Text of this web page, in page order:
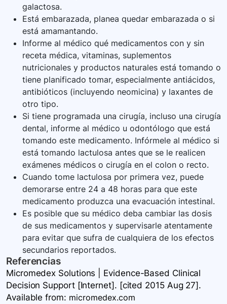
galactosa.
Está embarazada, planea quedar embarazada o si
está amamantando.
Informe al médico qué medicamentos con y sin
receta médica, vitaminas, suplementos
nutricionales y productos naturales está tomando o
tiene planificado tomar, especialmente antiácidos,
antibióticos (incluyendo neomicina) y laxantes de
otro tipo.
Si tiene programada una cirugía, incluso una cirugía
dental, informe al médico u odontólogo que está
tomando este medicamento. Infórmele al médico si
está tomando lactulosa antes que se le realicen
exámenes médicos o cirugía en el colon o recto.
Cuando tome lactulosa por primera vez, puede
demorarse entre 24 a 48 horas para que este
medicamento produzca una evacuación intestinal.
Es posible que su médico deba cambiar las dosis
de sus medicamentos y supervisarle atentamente
para evitar que sufra de cualquiera de los efectos
secundarios reportados.
Referencias
Micromedex Solutions | Evidence-Based Clinical
Decision Support [Internet]. [cited 2015 Aug 27].
Available from: micromedex.com